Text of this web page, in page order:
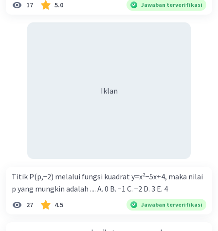
17 5.0 Jawaban terverifikasi
Iklan
Titik P(p,−2) melalui fungsi kuadrat y=x²−5x+4, maka nilai
p yang mungkin adalah .... A. 0 B. −1 C. −2 D. 3 E. 4
27 4.5 Jawaban terverifikasi